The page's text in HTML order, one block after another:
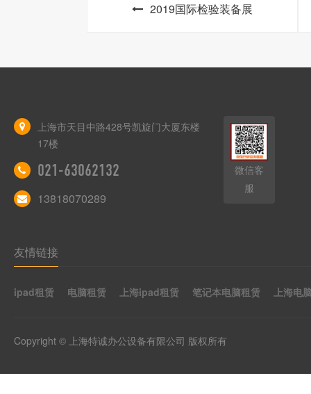
2019国际检验装备展
上海市天目中路428号凯旋门大厦东楼
17楼
021-63062132
13818070289
微信客
服
友情链接
ipad租赁 电脑租赁 上海ipad租赁 笔记本电脑租赁 上海电
Copyright © 上海特诚办公设备有限公司 版权所有